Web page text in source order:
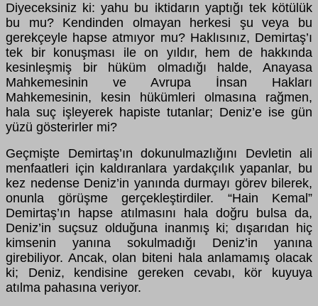
Diyeceksiniz ki: yahu bu iktidarın yaptığı tek kötülük
bu mu? Kendinden olmayan herkesi şu veya bu
gerekçeyle hapse atmıyor mu? Haklısınız, Demirtaş’ı
tek bir konuşması ile on yıldır, hem de hakkında
kesinleşmiş bir hüküm olmadığı halde, Anayasa
Mahkemesinin ve Avrupa İnsan Hakları
Mahkemesinin, kesin hükümleri olmasına rağmen,
hala suç işleyerek hapiste tutanlar; Deniz’e ise gün
yüzü gösterirler mi?
Geçmişte Demirtaş’ın dokunulmazlığını Devletin ali
menfaatleri için kaldıranlara yardakçılık yapanlar, bu
kez nedense Deniz’in yanında durmayı görev bilerek,
onunla görüşme gerçekleştirdiler. “Hain Kemal”
Demirtaş’ın hapse atılmasını hala doğru bulsa da,
Deniz’in suçsuz olduğuna inanmış ki; dışarıdan hiç
kimsenin yanına sokulmadığı Deniz’in yanına
girebiliyor. Ancak, olan biteni hala anlamamış olacak
ki; Deniz, kendisine gereken cevabı, kör kuyuya
atılma pahasına veriyor.